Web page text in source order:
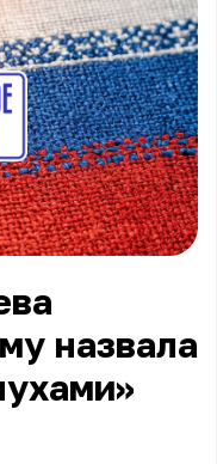
назвала